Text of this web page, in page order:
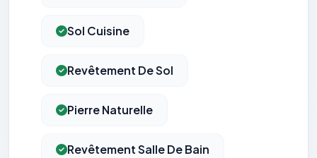
Sol Cuisine
Revêtement De Sol
Pierre Naturelle
Revêtement Salle De Bain